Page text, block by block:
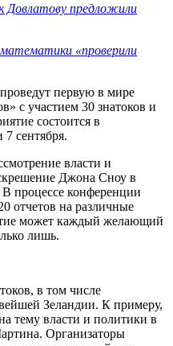
Довлатову предложили
«проверили
первую в мире
с участием 30 знатоков и
состоится в
сентября.
власти и
Джона Сноу в
процессе конференции
отчетов на различные
может каждый желающий
лишь.
в том числе
Зеландии. К примеру,
тему власти и политики в
Организаторы